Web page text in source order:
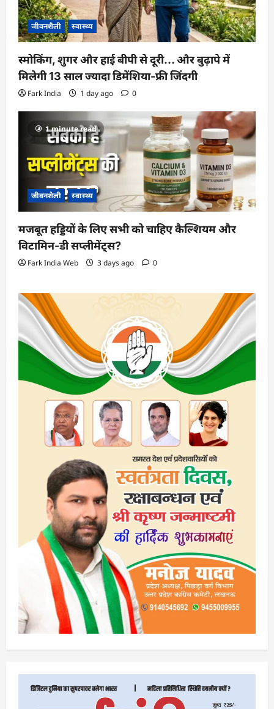
जीवनशैली स्वास्थ्य
स्मोकिंग, शुगर और हाई बीपी से दूरी… और बुढ़ापे में
मिलेगी 13 साल ज्यादा डिमेंशिया-फ्री जिंदगी
Fark India 1 day ago 0
1 minute read
जीवनशैली स्वास्थ्य
मजबूत हड्डियों के लिए सभी को चाहिए कैल्शियम और
विटामिन-डी सप्लीमेंट्स?
Fark India Web 3 days ago 0